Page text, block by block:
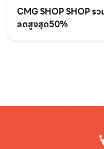
CMG SHOP SHOP ร
ลดสูงสุด50%